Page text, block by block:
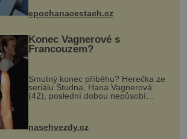
epochanacestach.cz
Konec Vagnerové s
Francouzem?
Smutný konec příběhu? Herečka ze
seriálu Studna, Hana Vagnerová
(42), poslední dobou nepůsobí
nasehvezdy.cz